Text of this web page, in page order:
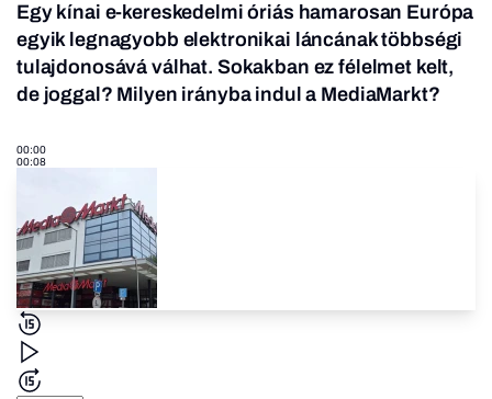
Egy kínai e-kereskedelmi óriás hamarosan Európa
egyik legnagyobb elektronikai láncának többségi
tulajdonosává válhat. Sokakban ez félelmet kelt,
de joggal? Milyen irányba indul a MediaMarkt?
00:00
00:08